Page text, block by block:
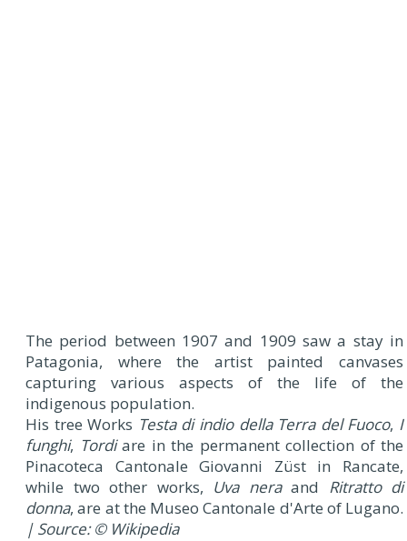
The period between 1907 and 1909 saw a stay in
Patagonia, where the artist painted canvases
capturing various aspects of the life of the
indigenous population.
His tree Works Testa di indio della Terra del Fuoco, I
funghi, Tordiare in the permanent collection of the
Pinacoteca Cantonale Giovanni Züst in Rancate,
while two other works, Uva neraand Ritratto di
donna, are at the Museo Cantonale d'Arte of Lugano.
| Source: © Wikipedia